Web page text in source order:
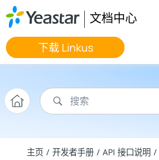
跳转到主要内容
文档中心
下载 Linkus
主页 开发者手册 API 接口说明